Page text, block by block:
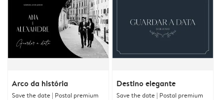
Arco da história
Save the date | Postal premium
Destino elegante
Save the date | Postal premium